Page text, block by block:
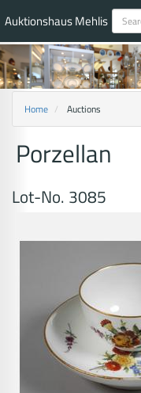
Auktionshaus Mehlis
Home Auctions
Porzellan
Lot-No. 3085